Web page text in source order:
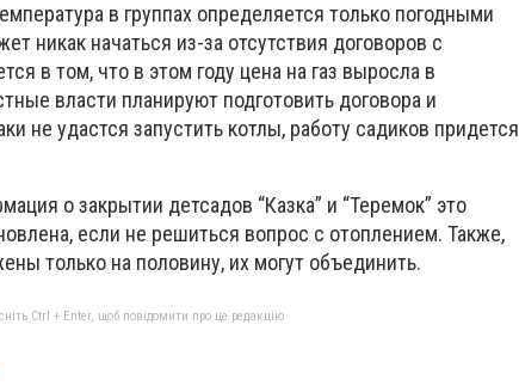
в группах определяется только погодными
никак начаться из-за отсутствия договоров с
в том, что в этом году цена на газ выросла в
власти планируют подготовить договора и
не удастся запустить котлы, работу садиков придется
о закрытии детсадов “Казка” и “Теремок” это
если не решиться вопрос с отоплением. Также,
только на половину, их могут объединить.
Ctrl + Enter, щоб повідомити про це редакцію